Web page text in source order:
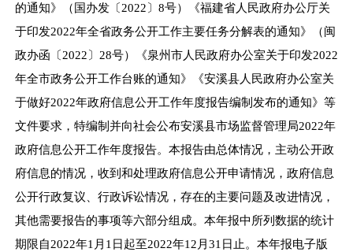
的通知》（国办发〔2022 〕 8号）《福建省人民政府办公厅关
于印发2022年全省政务公开工作主要任务分解表的通知》（闽
政办函〔2022 〕 28号）《泉州市人民政府办公室关于印发2022
年全市政务公开工作台账的通知》《安溪县人民政府办公室关
于做好2022年政府信息公开工作年度报告编制发布的通知》等
文件要求，特编制并向社会公布安溪县市场监督管理局2022年
政府信息公开工作年度报告。本报告由总体情况，主动公开政
府信息的情况，收到和处理政府信息公开申请情况，政府信息
公开行政复议、行政诉讼情况，存在的主要问题及改进情况，
其他需要报告的事项等六部分组成。本年报中所列数据的统计
期限自2022年1月 1 日起至2022年12月 31 日止。本年报电子版